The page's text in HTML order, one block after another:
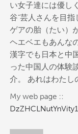
い女子達には優し
谷”芸人さんを目指
ゲアの胎（たい）
ヘエベエもあんな
漢字でも日本と中
った中国人の体験
介。 あれはわたし
My web page ::